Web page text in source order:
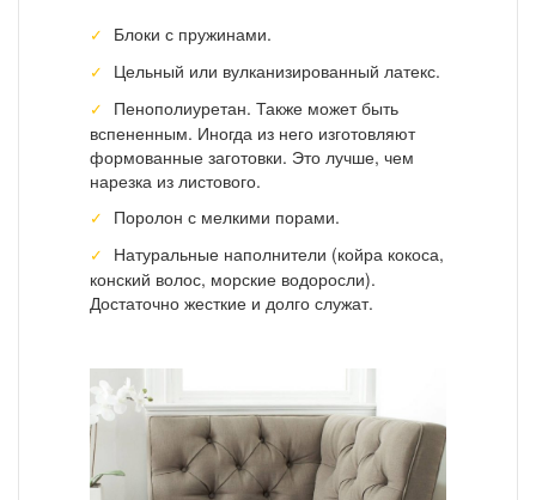
Блоки с пружинами.
Цельный или вулканизированный латекс.
Пенополиуретан. Также может быть
вспененным. Иногда из него изготовляют
формованные заготовки. Это лучше, чем
нарезка из листового.
Поролон с мелкими порами.
Натуральные наполнители (койра кокоса,
конский волос, морские водоросли).
Достаточно жесткие и долго служат.